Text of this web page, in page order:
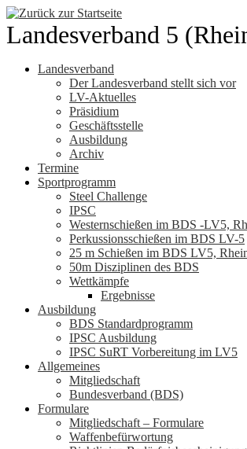
Zum
Inhalt
springen
Landesverband 5
Landesverband
Der Landesverband stellt sich vor
LV-Aktuelles
Präsidium
Geschäftsstelle
Ausbildung
Archiv
Termine
Sportprogramm
Steel Challenge
IPSC
Westernschießen im BDS -LV5,
Perkussionsschießen im BDS LV-5
25 m Schießen im BDS LV5,
50m Disziplinen des BDS
Wettkämpfe
Ergebnisse
Ausbildung
BDS Standardprogramm
IPSC Ausbildung
IPSC SuRT Vorbereitung im LV5
Allgemeines
Mitgliedschaft
Bundesverband (BDS)
Formulare
Mitgliedschaft – Formulare
Waffenbefürwortung